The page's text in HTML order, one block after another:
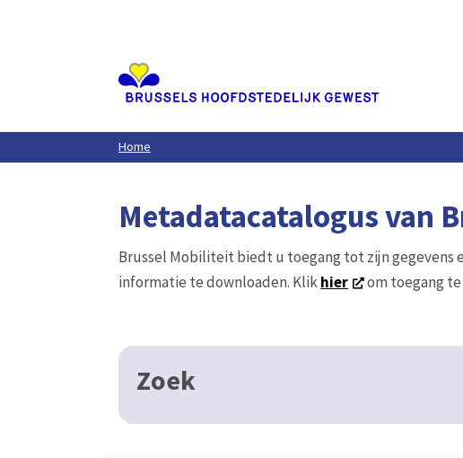
Home
Metadatacatalogus van
Brussel Mobiliteit biedt u toegang tot zijn gegevens
informatie te downloaden. Klikhier om toegang
Zoek